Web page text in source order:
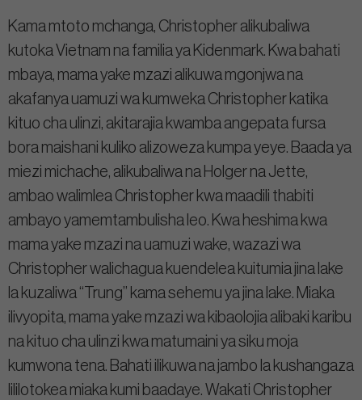
Kama mtoto mchanga, Christopher alikubaliwa
kutoka Vietnam na familia ya Kidenmark. Kwa bahati
mbaya, mama yake mzazi alikuwa mgonjwa na
akafanya uamuzi wa kumweka Christopher katika
kituo cha ulinzi, akitarajia kwamba angepata fursa
bora maishani kuliko alizoweza kumpa yeye. Baada ya
miezi michache, alikubaliwa na Holger na Jette,
ambao walimlea Christopher kwa maadili thabiti
ambayo yamemtambulisha leo. Kwa heshima kwa
mama yake mzazi na uamuzi wake, wazazi wa
Christopher walichagua kuendelea kuitumia jina lake
la kuzaliwa “Trung” kama sehemu ya jina lake. Miaka
ilivyopita, mama yake mzazi wa kibaolojia alibaki karibu
na kituo cha ulinzi kwa matumaini ya siku moja
kumwona tena. Bahati ilikuwa na jambo la kushangaza
lililotokea miaka kumi baadaye. Wakati Christopher